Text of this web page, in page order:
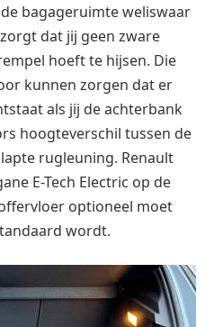
bagageruimte weliswaar
dat jij geen zware
hoeft te hijsen. Die
kunnen zorgen dat er
als jij de achterbank
hoogteverschil tussen de
rugleuning. Renault
E-Tech Electric op de
optioneel moet
wordt.